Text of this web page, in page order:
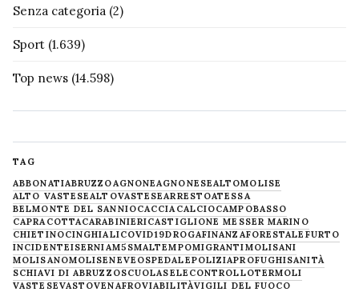
Senza categoria (2)
Sport (1.639)
Top news (14.598)
TAG
ABBONATIABRUZZOAGNONEAGNONESEALTOMOLISE
ALTO VASTESEALTOVASTESEARRESTOATESSA
BELMONTE DEL SANNIOCACCIACALCIOCAMPOBASSO
CAPRACOTTACARABINIERICASTIGLIONE MESSER MARINO
CHIETINOCINGHIALICOVID19DROGAFINANZAFORESTALE FURTO
INCIDENTEISERNIAM5SMALTEMPOMIGRANTIMOLISANI
MOLISANOMOLISENEVE OSPEDALEPOLIZIAPROFUGHISANITÀ
SCHIAVI DI ABRUZZOSCUOLASELECONTROLLOTERMOLI
VASTESEVASTOVENAFROVIABILITÀVIGILI DEL FUOCO